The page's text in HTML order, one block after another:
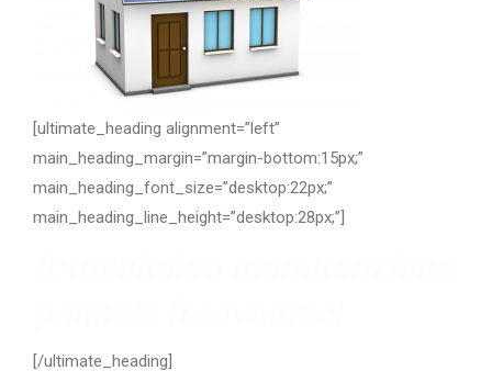
[ultimate_heading alignment=”left”
main_heading_margin=”margin-bottom:15px;”
main_heading_font_size=”desktop:22px;”
main_heading_line_height=”desktop:28px;”]
[/ultimate_heading]